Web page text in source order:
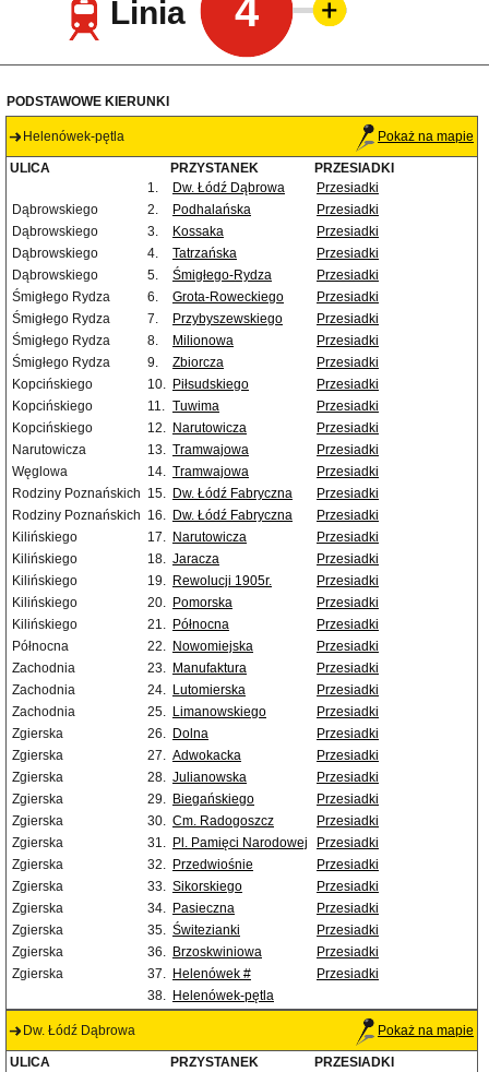
Linia 4
PODSTAWOWE KIERUNKI
Helenówek-pętla Pokaż na mapie
ULICA PRZYSTANEK
PRZESIADKI
1.
Dw. Łódź Dąbrowa
Przesiadki
Dąbrowskiego
2. Podhalańska
Przesiadki
Dąbrowskiego
3. Kossaka
Przesiadki
Dąbrowskiego
4. Tatrzańska
Przesiadki
Dąbrowskiego
5. Śmigłego-Rydza
Przesiadki
Śmigłego Rydza
6. Grota-Roweckiego
Przesiadki
Śmigłego Rydza
7. Przybyszewskiego
Przesiadki
Śmigłego Rydza
8. Milionowa
Przesiadki
Śmigłego Rydza
9. Zbiorcza
Przesiadki
Kopcińskiego
10. Piłsudskiego
Przesiadki
Kopcińskiego
11. Tuwima
Przesiadki
Kopcińskiego
12. Narutowicza
Przesiadki
Narutowicza
13. Tramwajowa
Przesiadki
Węglowa
14. Tramwajowa
Przesiadki
Rodziny Poznańskich 15. Dw. Łódź Fabryczna
Przesiadki
Rodziny Poznańskich 16. Dw. Łódź Fabryczna
Przesiadki
Kilińskiego
17. Narutowicza
Przesiadki
Kilińskiego
18. Jaracza
Przesiadki
Kilińskiego
19. Rewolucji 1905r.
Przesiadki
Kilińskiego
20. Pomorska
Przesiadki
Kilińskiego
21. Północna
Przesiadki
Północna
22. Nowomiejska
Przesiadki
Zachodnia
23. Manufaktura
Przesiadki
Zachodnia
24. Lutomierska
Przesiadki
Zachodnia
25. Limanowskiego
Przesiadki
Zgierska
26. Dolna
Przesiadki
Zgierska
27. Adwokacka
Przesiadki
Zgierska
28. Julianowska
Przesiadki
Zgierska
29. Biegańskiego
Przesiadki
Zgierska
30. Cm. Radogoszcz
Przesiadki
Zgierska
31. Pl. Pamięci Narodowej
Przesiadki
Zgierska
32. Przedwiośnie
Przesiadki
Zgierska
33. Sikorskiego
Przesiadki
Zgierska
34. Pasieczna
Przesiadki
Zgierska
35. Świtezianki
Przesiadki
Zgierska
36. Brzoskwiniowa
Przesiadki
Zgierska
37. Helenówek #
Przesiadki
38. Helenówek-pętla
Dw. Łódź Dąbrowa Pokaż na mapie
ULICA PRZYSTANEK
PRZESIADKI